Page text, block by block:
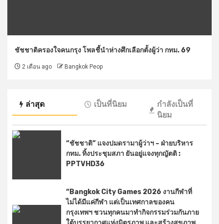
ชัชชาติครองใจคนกรุง โพลชี้นำห่างศึกเลือกตั้งผู้ว่า กทม. 69
2 เดือน ago Bangkok Peop
ล่าสุด เป็นที่นิยม
กำลังเป็นที่
นิยม
“ชัชชาติ” แจงปมดรามาผู้ว่าฯ – ฝ่ายบริหาร
กทม. ทิ้งประชุมสภา ยันอยู่แจงทุกญัตติ :
PPTVHD36
“Bangkok City Games 2026 งานกีฬาที่
ไม่ได้มีแค่กีฬา แต่เป็นเทศกาลของคน
กรุงเทพฯ ชวนทุกคนมาทำกิจกรรมร่วมกันภาย